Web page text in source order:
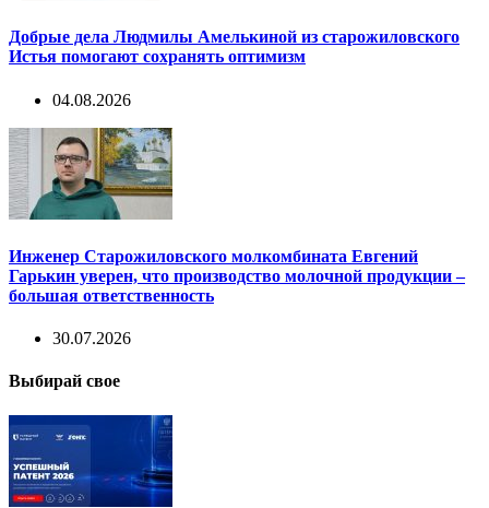
Добрые дела Людмилы Амелькиной из старожиловского
Истья помогают сохранять оптимизм
04.08.2026
Инженер Старожиловского молкомбината Евгений
Гарькин уверен, что производство молочной продукции –
большая ответственность
30.07.2026
Выбирай свое